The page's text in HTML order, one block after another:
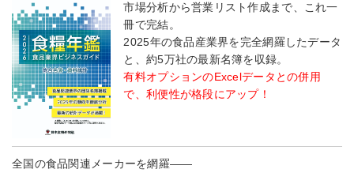
市場分析から営業リスト作成まで、これ一
冊で完結。
2025年の食品産業界を完全網羅したデータ
と、約5万社の最新名簿を収録。
有料オプションのExcelデータとの併用
で、利便性が格段にアップ！
全国の食品関連メーカーを網羅――